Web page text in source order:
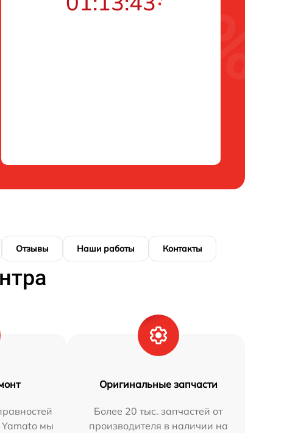
Отзывы Наши работы Контакты
мы
Оригинальные запчасти
Более 20 тыс. запчастей от
производителя в наличии на